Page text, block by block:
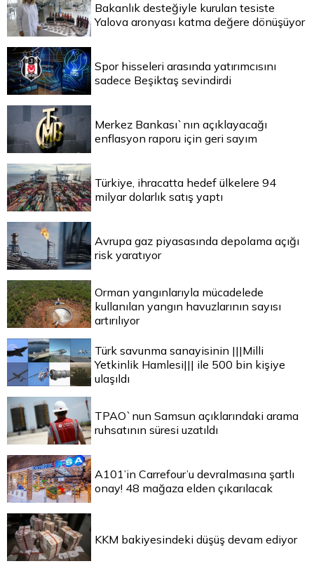
Bakanlık desteğiyle kurulan tesiste
Yalova aronyası katma değere dönüşüyor
Spor hisseleri arasında yatırımcısını
sadece Beşiktaş sevindirdi
Merkez Bankası`nın açıklayacağı
enflasyon raporu için geri sayım
Türkiye, ihracatta hedef ülkelere 94
milyar dolarlık satış yaptı
Avrupa gaz piyasasında depolama açığı
risk yaratıyor
Orman yangınlarıyla mücadelede
kullanılan yangın havuzlarının sayısı
artırılıyor
Türk savunma sanayisinin |||Milli
Yetkinlik Hamlesi||| ile 500 bin kişiye
ulaşıldı
TPAO`nun Samsun açıklarındaki arama
ruhsatının süresi uzatıldı
A101’in Carrefour’u devralmasına şartlı
onay! 48 mağaza elden çıkarılacak
KKM bakiyesindeki düşüş devam ediyor